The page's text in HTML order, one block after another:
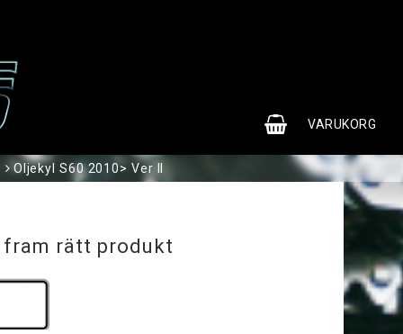
VARUKORG
Oljekyl S60 2010> Ver II
rätt produkt